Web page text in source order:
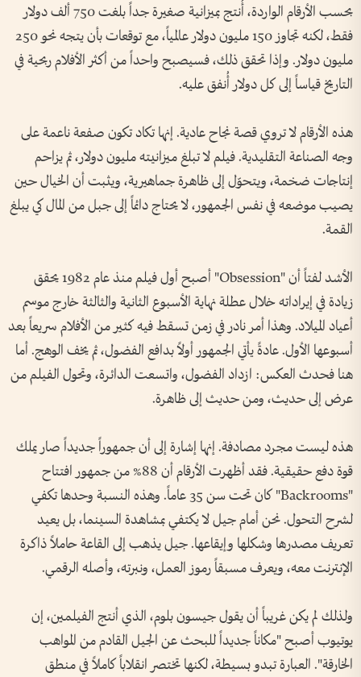
بحسب الأرقام الواردة، أُنتج بميزانية صغيرة جداً بلغت 750 ألف دولار
فقط، لكنه تجاوز 150 مليون دولار عالمياً، مع توقعات بأن يتجه نحو 250
مليون دولار. وإذا تحقق ذلك، فسيصبح واحداً من أكثر الأفلام ربحية في
التاريخ قياساً إلى كل دولار أُنفق عليه.
هذه الأرقام لا تروي قصة نجاح عادية. إنها تكاد تكون صفعة ناعمة على
وجه الصناعة التقليدية. فيلم لا تبلغ ميزانيته مليون دولار، ثم يزاحم
إنتاجات ضخمة، ويتحوّل إلى ظاهرة جماهيرية، ويثبت أن الخيال حين
يصيب موضعه في نفس الجمهور، لا يحتاج دائماً إلى جبل من المال كي يبلغ
القمة.
الأشد لفتاً أن "Obsession" أصبح أول فيلم منذ عام 1982 يحقق
زيادة في إيراداته خلال عطلة نهاية الأسبوع الثانية والثالثة خارج موسم
أعياد الميلاد. وهذا أمر نادر في زمن تسقط فيه كثير من الأفلام سريعاً بعد
أسبوعها الأول. عادةً يأتي الجمهور أولاً بدافع الفضول، ثم يخف الوهج. أما
هنا فحدث العكس: ازداد الفضول، واتسعت الدائرة، وتحول الفيلم من
عرض إلى حديث، ومن حديث إلى ظاهرة.
هذه ليست مجرد مصادفة. إنها إشارة إلى أن جمهوراً جديداً صار يملك
قوة دفع حقيقية. فقد أظهرت الأرقام أن 88% من جمهور افتتاح
"Backrooms" كان تحت سن 35 عاماً. وهذه النسبة وحدها تكفي
لشرح التحول. نحن أمام جيل لا يكتفي بمشاهدة السينما، بل يعيد
تعريف مصدرها وشكلها وإيقاعها. جيل يذهب إلى القاعة حاملاً ذاكرة
الإنترنت معه، ويعرف مسبقاً رموز العمل، ونبرته، وأصله الرقمي.
ولذلك لم يكن غريباً أن يقول جيسون بلوم، الذي أنتج الفيلمين، إن
يوتيوب أصبح "مكاناً جديداً للبحث عن الجيل القادم من المواهب
الخارقة". العبارة تبدو بسيطة، لكنها تختصر انقلاباً كاملاً في منطق